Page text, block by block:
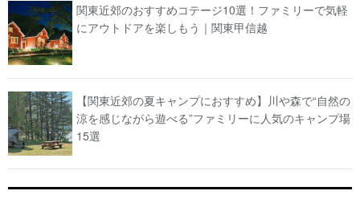
関東近郊のおすすめコテージ10選！ファミリーで気軽
にアウトドアを楽しもう｜関東甲信越
【関東近郊の夏キャンプにおすすめ】川や森で“自然の
涼を感じながら遊べる”ファミリーに人気のキャンプ場
15選